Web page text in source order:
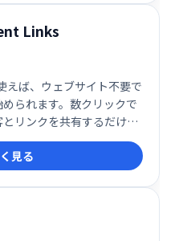
Links
ば、ウェブサイト不要で
られます。数クリックで
リンクを共有するだけ。
手軽にオンライン決済を
見る